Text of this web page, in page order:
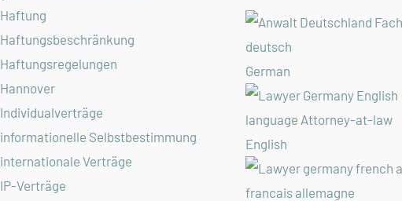
Haftung
Haftungsbeschränkung
Haftungsregelungen
Hannover
Individualverträge
informationelle Selbstbestimmung
internationale Verträge
IP-Verträge
German
English